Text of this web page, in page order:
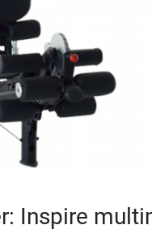
Inspire